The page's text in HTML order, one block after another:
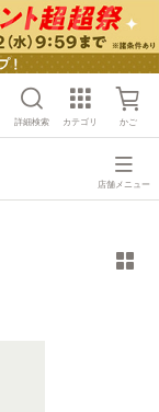
詳細検索 カテゴリ かご
店舗メニュー